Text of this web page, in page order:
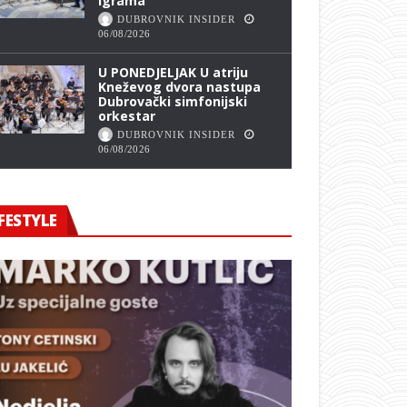
DUBROVNIK INSIDER
06/08/2026
U PONEDJELJAK U atriju
Kneževog dvora nastupa
Dubrovački simfonijski
orkestar
DUBROVNIK INSIDER
06/08/2026